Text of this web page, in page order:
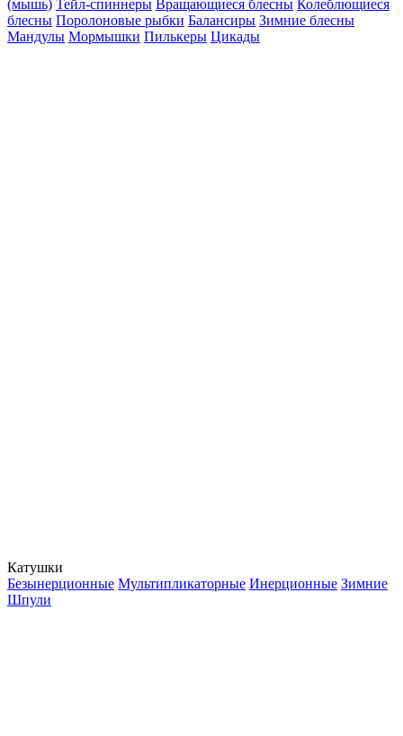
(мышь) Тейл-спиннеры Вращающиеся блесны Колеблющиеся
блесны Поролоновые рыбки Балансиры Зимние блесны
Мандулы Мормышки Пилькеры Цикады
Катушки
Безынерционные Мультипликаторные Инерционные Зимние
Шпули